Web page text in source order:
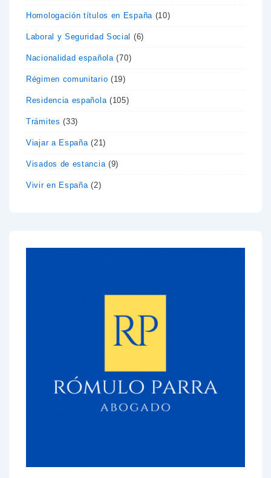
Homologación títulos en España (10)
Laboral y Seguridad Social (6)
Nacionalidad española(70)
Régimen comunitario (19)
Residencia española(105)
Trámites (33)
Viajar a España(21)
Visados de estancia(9)
Vivir en España(2)